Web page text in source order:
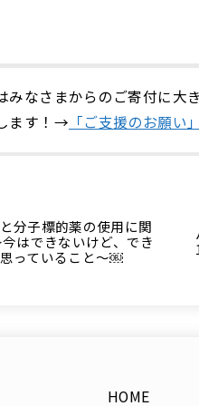
みなさまからのご寄付に大
ます！→ 「ご支援のお願い」
分子標的薬の使用に関
はできないけど、でき
っていること〜￼
HOME